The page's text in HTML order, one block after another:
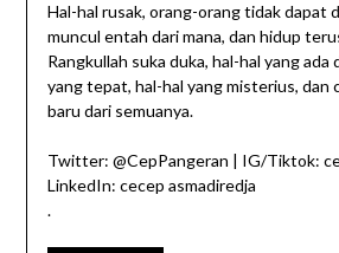
Hal-hal rusak, orang-orang tidak dapat
muncul entah dari mana, dan hidup
Rangkullah suka duka, hal-hal yang ada
yang tepat, hal-hal yang misterius, dan
baru dari semuanya.
Twitter: @CepPangeran | IG/Tiktok:
LinkedIn: cecep asmadiredja
.